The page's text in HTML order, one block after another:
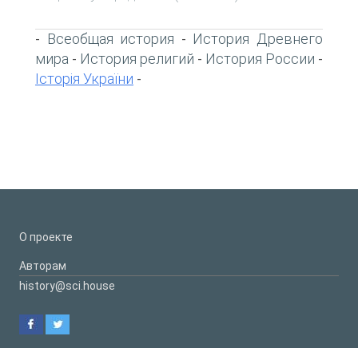
- Всеобщая история - История Древнего
мира - История религий - История России -
Історія України -
О проекте
Авторам
history@sci.house